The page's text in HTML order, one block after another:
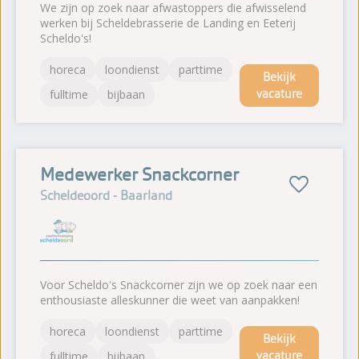
We zijn op zoek naar afwastoppers die afwisselend
werken bij Scheldebrasserie de Landing en Eeterij
Scheldo's!
horeca loondienst
parttime
fulltime
bijbaan
Bekijk
vacature
Medewerker Snackcorner
Scheldeoord - Baarland
Voor Scheldo's Snackcorner zijn we op zoek naar een
enthousiaste alleskunner die weet van aanpakken!
horeca loondienst
parttime
Bekijk
vacature